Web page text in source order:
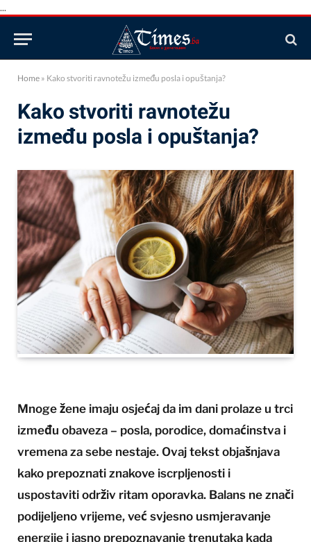
...
Home » Kako stvoriti ravnotežu između posla i opuštanja?
Kako stvoriti ravnotežu
između posla i opuštanja?
Mnoge žene imaju osjećaj da im dani prolaze u trci
između obaveza – posla, porodice, domaćinstva i
vremena za sebe nestaje. Ovaj tekst objašnjava
kako prepoznati znakove iscrpljenosti i
uspostaviti održiv ritam oporavka. Balans ne znači
podijeljeno vrijeme, već svjesno usmjeravanje
energije i jasno prepoznavanje trenutaka kada